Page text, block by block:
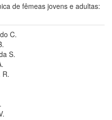
de fêmeas jovens e adultas:
C.
S.
R.